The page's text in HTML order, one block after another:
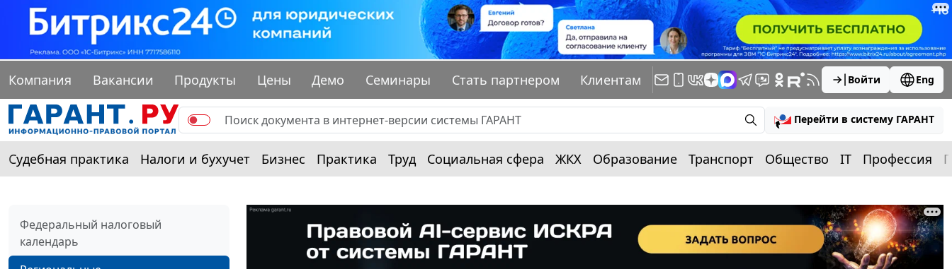
Компания Вакансии Продукты Цены Демо Семинары Стать партнером Клиентам Войти Eng
Перейти в систему ГАРАНТ
Судебная практика Налоги и бухучет Бизнес Практика Труд Социальная сфера ЖКХ Образование Транспорт Общество IT Профессия
Федеральный налоговый
календарь